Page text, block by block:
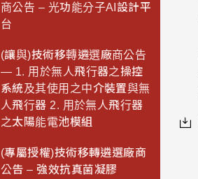
商公告 – 光功能分子AI設計平
台
(讓與)技術移轉遴選廠商公告
— 1. 用於無人飛行器之操控
系統及其使用之中介裝置與無
人飛行器 2. 用於無人飛行器
之太陽能電池模組
(專屬授權)技術移轉遴選廠商
公告 – 強效抗真菌凝膠